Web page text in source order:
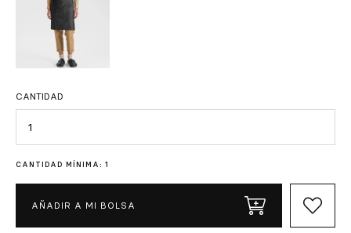
CANTIDAD
CANTIDAD MÍNIMA: 1
AÑADIR A MI BOLSA